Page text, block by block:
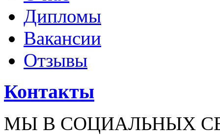
Дипломы
Вакансии
Отзывы
Контакты
МЫ В СОЦИАЛЬНЫХ